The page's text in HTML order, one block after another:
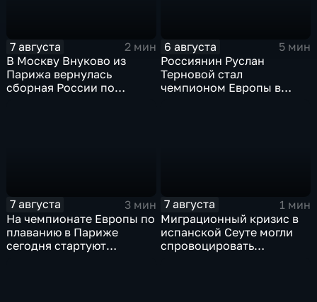
7 августа
2 мин
В Москву Внуково из
Парижа вернулась
сборная России по
6 августа
5 мин
Россиянин Руслан
Терновой стал
чемпионом Европы в
7 августа
3 мин
На чемпионате Европы по
плаванию в Париже
сегодня стартуют
7 августа
1 мин
Миграционный кризис в
испанской Сеуте могли
спровоцировать